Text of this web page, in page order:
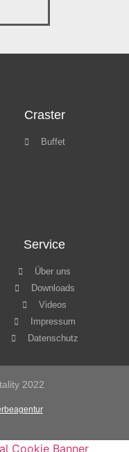
Craster
Buffet
Service
Über uns
Downloads
Videos
Impressum
Datenschutz
2022
Cookie Banner